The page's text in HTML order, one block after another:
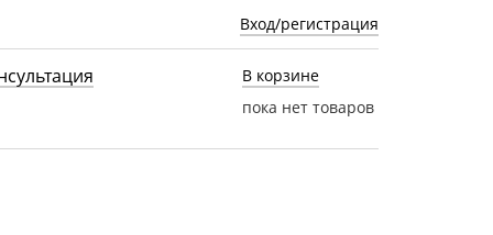
Вход/регистрация
В корзине
пока нет товаров